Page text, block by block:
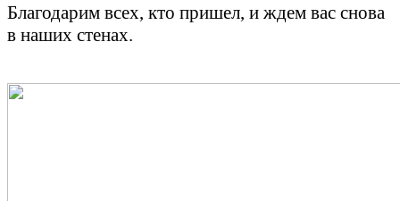
Благодарим всех, кто пришел, и ждем вас снова
в наших стенах.